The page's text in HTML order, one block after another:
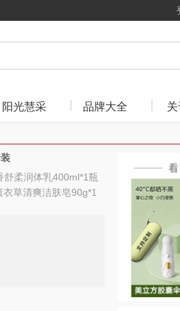
阳光慧采 品牌大全
柔润体乳400ml*1瓶
草清爽洁肤皂90g*1